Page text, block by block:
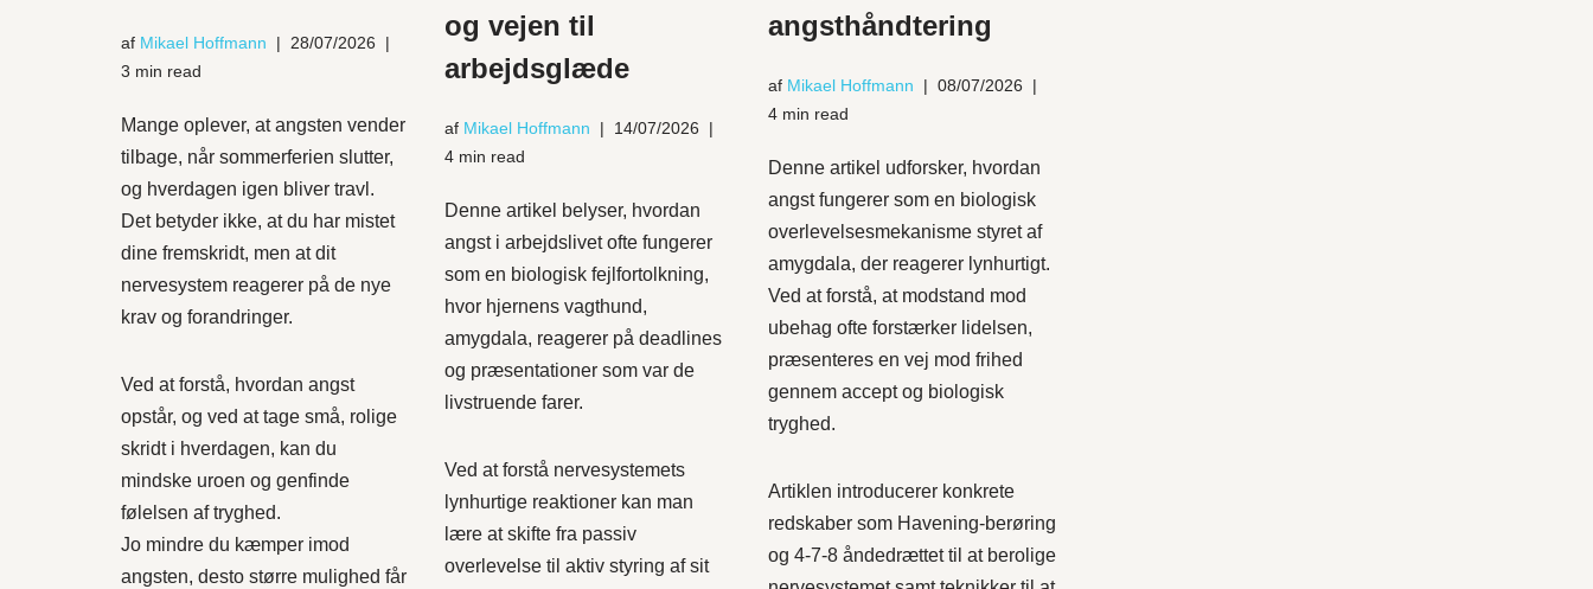
af Mikael Hoffmann
28/07/2026
3 min read
Mange oplever, at angsten vender
tilbage, når sommerferien slutter,
og hverdagen igen bliver travl.
Det betyder ikke, at du har mistet
dine fremskridt, men at dit
nervesystem reagerer på de nye
krav og forandringer.
Ved at forstå, hvordan angst
opstår, og ved at tage små, rolige
skridt i hverdagen, kan du
mindske uroen og genfinde
følelsen af tryghed.
Jo mindre du kæmper imod
angsten, desto større mulighed får
og vejen til
arbejdsglæde
af Mikael Hoffmann
14/07/2026
4 min read
Denne artikel belyser, hvordan
angst i arbejdslivet ofte fungerer
som en biologisk fejlfortolkning,
hvor hjernens vagthund,
amygdala, reagerer på deadlines
og præsentationer som var de
livstruende farer.
Ved at forstå nervesystemets
lynhurtige reaktioner kan man
lære at skifte fra passiv
overlevelse til aktiv styring af sit
angsthåndtering
af Mikael Hoffmann
08/07/2026
4 min read
Denne artikel udforsker, hvordan
angst fungerer som en biologisk
overlevelsesmekanisme styret af
amygdala, der reagerer lynhurtigt.
Ved at forstå, at modstand mod
ubehag ofte forstærker lidelsen,
præsenteres en vej mod frihed
gennem accept og biologisk
tryghed.
Artiklen introducerer konkrete
redskaber som Havening-berøring
og 4-7-8 åndedrættet til at berolige